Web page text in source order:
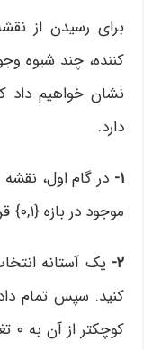
برای رسیدن از
کننده، چند شیوه
نشان خواهیم داد
دارد.
۱- در گام اول، نقشه
موجود در بازه {۰,۱} قرار بگیرند.
۲- یک آستانه